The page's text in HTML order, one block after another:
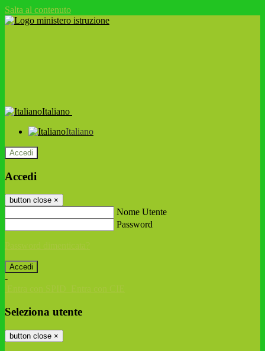
Salta al contenuto
Italiano
Italiano
Accedi
Accedi
button close ×
Nome Utente
Password
-
Seleziona utente
button close ×